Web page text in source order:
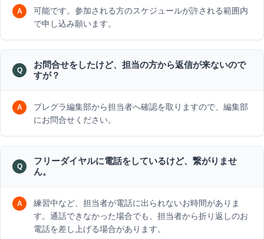
可能です。参加される方のスケジュールが許される範囲内
で申し込み願います。
お問合せをしたけど、担当の方から返信が来ないので
すが？
プレグラ編集部から担当者へ確認を取りますので、編集部
にお問合せください。
フリーダイヤルに電話をしているけど、繋がりませ
ん。
練習中など、担当者が電話に出られないお時間がありま
す。通話できなかった場合でも、担当者から折り返しのお
電話を差し上げる場合があります。